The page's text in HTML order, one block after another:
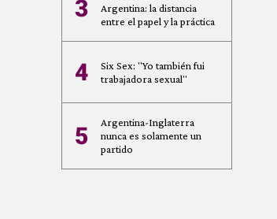
3
Argentina: la distancia
entre el papel y la práctica
4
Six Sex: "Yo también fui
trabajadora sexual"
5
Argentina-Inglaterra
nunca es solamente un
partido